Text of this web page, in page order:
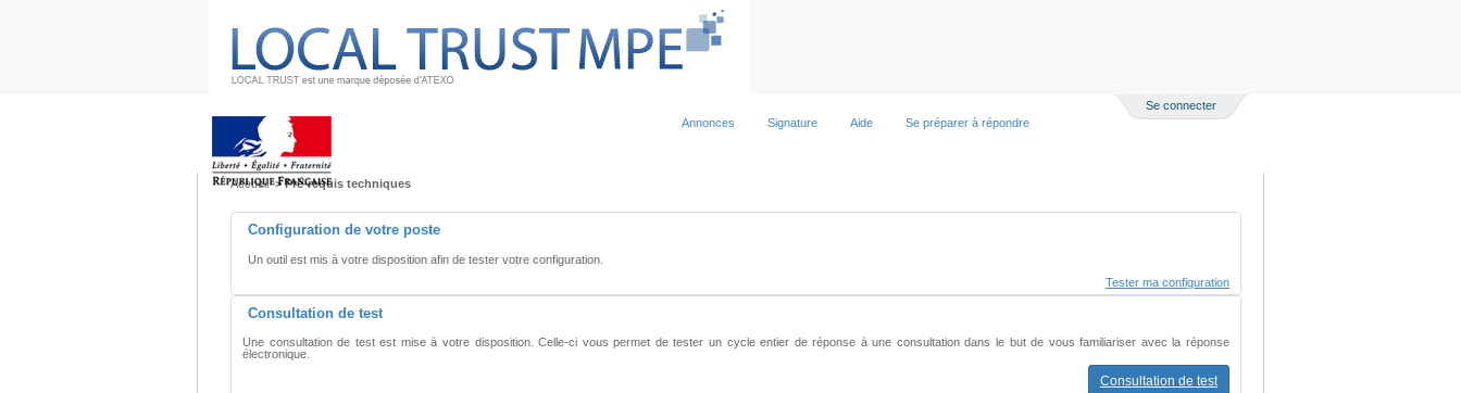
Se connecter
Annonces
Signature Aide Se préparer à répondre
Accueil > Pré-requis techniques
Configuration de votre poste
Un outil est mis à votre disposition afin de tester votre configuration.
Tester ma configuration
Consultation de test
Une consultation de test est mise à votre disposition. Celle-ci vous permet de tester un cycle entier de réponse à une consultation dans le but de vous familiariser avec la réponse
électronique.
Consultation de test